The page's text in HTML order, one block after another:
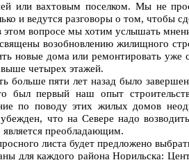
или вахтовым поселком. Мы не
и ведутся разговоры о том, чтобы
этом вопросе мы хотим услышать
возобновлению жилищного
новые дома или ремонтировать
четырех этажей.
больше пяти лет назад было
был первый наш опыт
по поводу этих жилых домов
что на Севере надо
преобладающим.
листа будет предложено
для каждого района Норильска: